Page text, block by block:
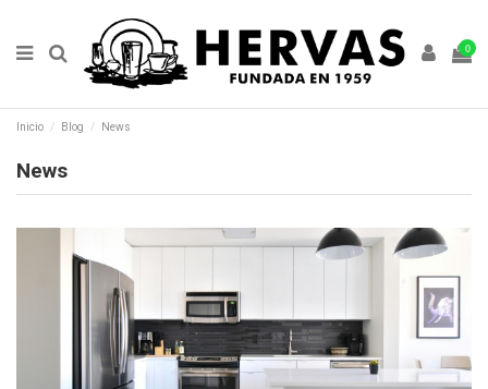
0
Inicio Blog News
News